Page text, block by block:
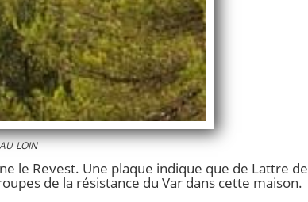
loin
le Revest. Une plaque indique que de Lattre de
de la résistance du Var dans cette maison.